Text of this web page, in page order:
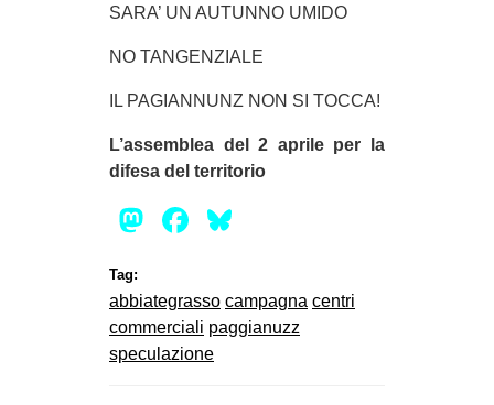
SARA’ UN AUTUNNO UMIDO
NO TANGENZIALE
IL PAGIANNUNZ NON SI TOCCA!
L’assemblea del 2 aprile per la
difesa del territorio
Mastodon
Facebook
Tag:
abbiategrasso campagna centri
commerciali paggianuzz
speculazione